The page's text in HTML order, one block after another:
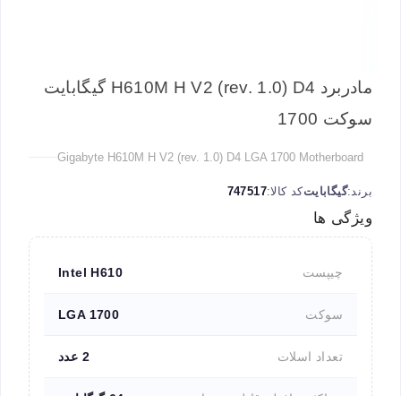
مادربرد H610M H V2 (rev. 1.0) D4 گیگابایت
سوکت 1700
Gigabyte H610M H V2 (rev. 1.0) D4 LGA 1700 Motherboard
برند:گیگابایتکد کالا:747517
ویژگی ها
چیپست Intel H610
سوکت LGA 1700
تعداد اسلات 2 عدد